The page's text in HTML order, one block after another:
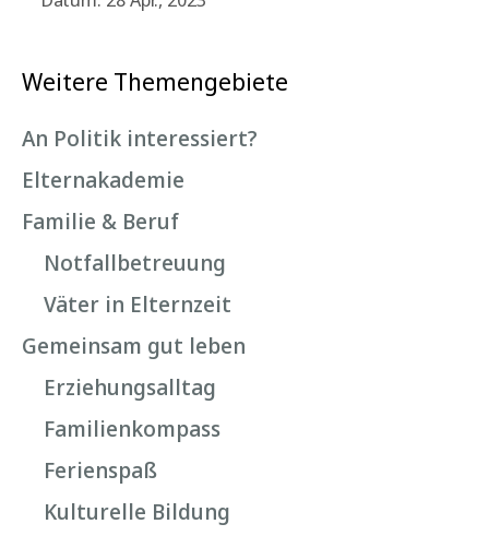
Weitere Themengebiete
An Politik interessiert?
Elternakademie
Familie & Beruf
Notfallbetreuung
Väter in Elternzeit
Gemeinsam gut leben
Erziehungsalltag
Familienkompass
Ferienspaß
Kulturelle Bildung